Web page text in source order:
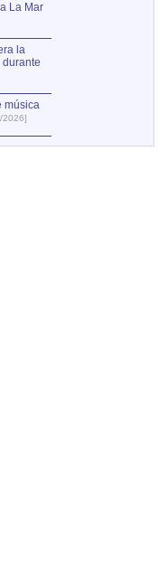
La Mar
la
música
2026]